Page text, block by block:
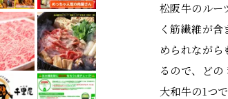
松阪牛のルー
く筋繊維が
められなが
るので、どの
大和牛の1つ